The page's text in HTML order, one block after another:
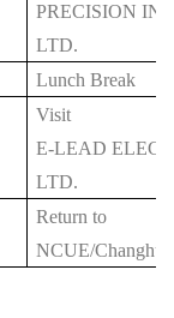
PRECISION
LTD.
Lunch Break
Visit
E-LEAD
LTD.
Return to
NCUE/